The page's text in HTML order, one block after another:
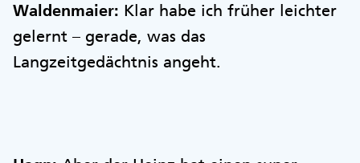
Waldenmaier: Klar habe ich früher leichter
gelernt – gerade, was das
Langzeitgedächtnis angeht.